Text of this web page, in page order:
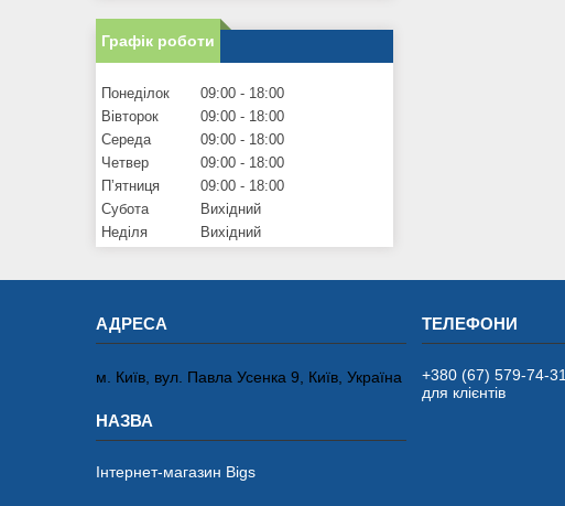
Графік роботи
Понеділок 09:00
18:00
Вівторок
09:00
18:00
Середа
09:00
18:00
Четвер
09:00
18:00
Пʼятниця
09:00
18:00
Субота
Вихідний
Неділя
Вихідний
м. Київ, вул. Павла Усенка 9, Київ, Україна
Інтернет-магазин Bigs
+380 (67) 579-74-31
для клієнтів